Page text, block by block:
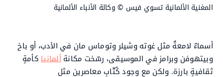
المغنية الألمانية تسوي فيس © وكالة الأنباء الألمانية
أسماءٌ لامعةٌ مثل غوته وشيلر وتوماس مان في الأدب، أو باخ
وبيتهوفن وبرامز في الموسيقى، رسّخت مكانةألمانيا كأمةٍ
ثقافيةٍ بارزة. ولكن مع وجود كُتّابٍ معاصرين مثل